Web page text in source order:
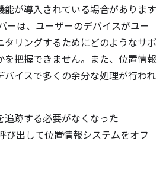
能が導入されている場合があります
ーは、ユーザーのデバイスがユー
タリングするためにどのようなサポ
を把握できません。また、位置情報
バイスで多くの余分な処理が行われ
追跡する必要がなくなった
び出して位置情報システムをオフ